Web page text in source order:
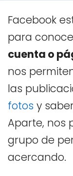
Facebook
para
cuenta o
nos
las
fotos y
Aparte, nos
grupo de
acercando.